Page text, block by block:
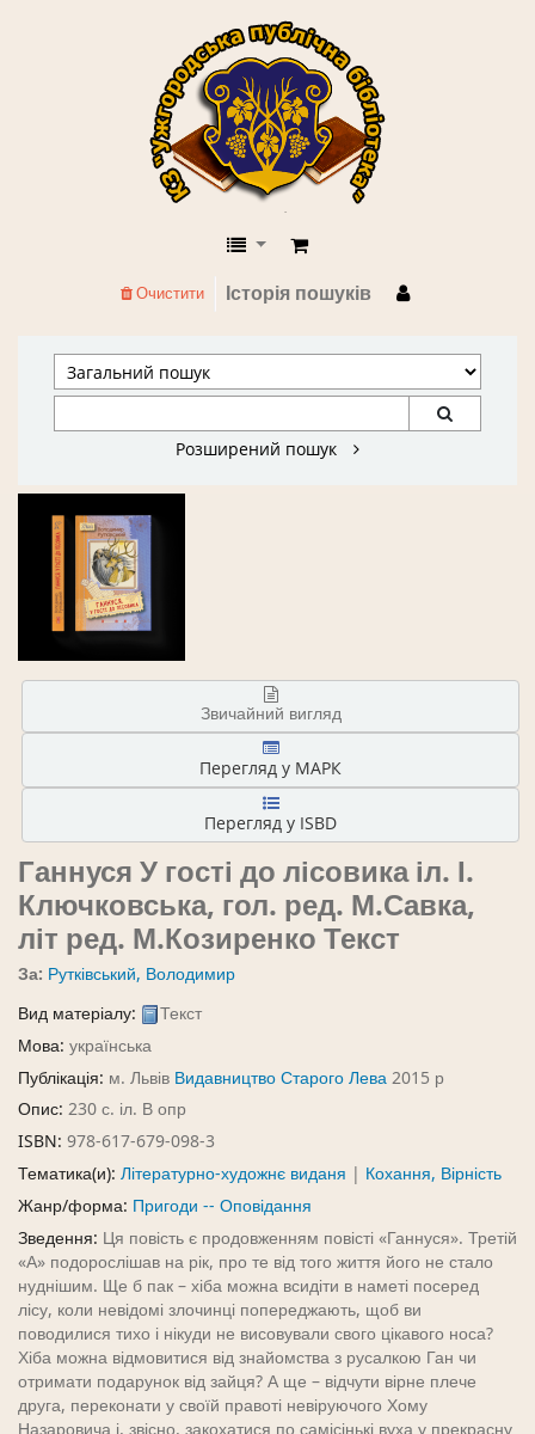
КЗ "Ужгородська публічна
Історія пошуків
Очистити
Розширений пошук
Звичайний вигляд
Перегляд у МАРК
Перегляд у ISBD
Ганнуся У гості до лісовикаіл. І.
Ключковська, гол. ред. М.Савка,
літ ред. М.КозиренкоТекст
За: Рутківський, Володимир
Вид матеріалу:
Текст
Мова: українська
Публікація: м. Львів Видавництво Старого Лева2015 р
Опис: 230 с. іл. В опр
ISBN: 978-617-679-098-3
Тематика(и): Літературно-художнє виданя | Кохання, Вірність
Жанр/форма: Пригоди -- Оповідання
Зведення: Ця повість є продовженням повісті «Ганнуся». Третій
«А» подорослішав на рік, про те від того життя його не стало
нуднішим. Ще б пак – хіба можна всидіти в наметі посеред
лісу, коли невідомі злочинці попереджають, щоб ви
поводилися тихо і нікуди не висовували свого цікавого носа?
Хіба можна відмовитися від знайомства з русалкою Ган чи
отримати подарунок від зайця? А ще – відчути вірне плече
друга, переконати у своїй правоті невіруючого Хому